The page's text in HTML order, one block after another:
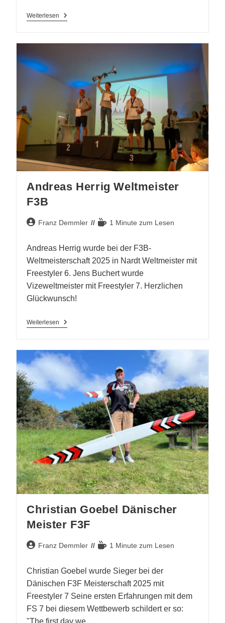
Weiterlesen
Petr
Fusek
Andreas Herrig Weltmeister
F3B
Beitrags-
Franz Demmler Lesedauer:
1 Minute zum Lesen
Andreas Herrig wurde bei der F3B-
Weltmeisterschaft 2025 in Nardt Weltmeister mit
Freestyler 6. Jens Buchert wurde
Vizeweltmeister mit Freestyler 7. Herzlichen
Glückwunsch!
Weiterlesen
Andreas
Herrig
Christian Goebel Dänischer
Meister F3F
Beitrags-
Franz Demmler Lesedauer:
1 Minute zum Lesen
Christian Goebel wurde Sieger bei der
Dänischen F3F Meisterschaft 2025 mit
Freestyler 7 Seine ersten Erfahrungen mit dem
FS 7 bei diesem Wettbewerb schildert er so:
"The first day we…